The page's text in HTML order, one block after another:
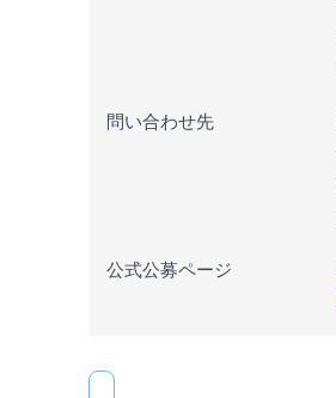
問い合わせ先
公式公募ページ